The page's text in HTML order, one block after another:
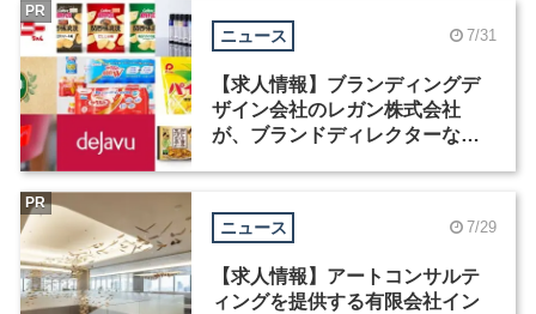
ニュース 7/31
【求人情報】ブランディングデ
ザイン会社のレガン株式会社
が、ブランドディレクターなど3
PR
ニュース 7/29
【求人情報】アートコンサルテ
ィングを提供する有限会社イン
PR